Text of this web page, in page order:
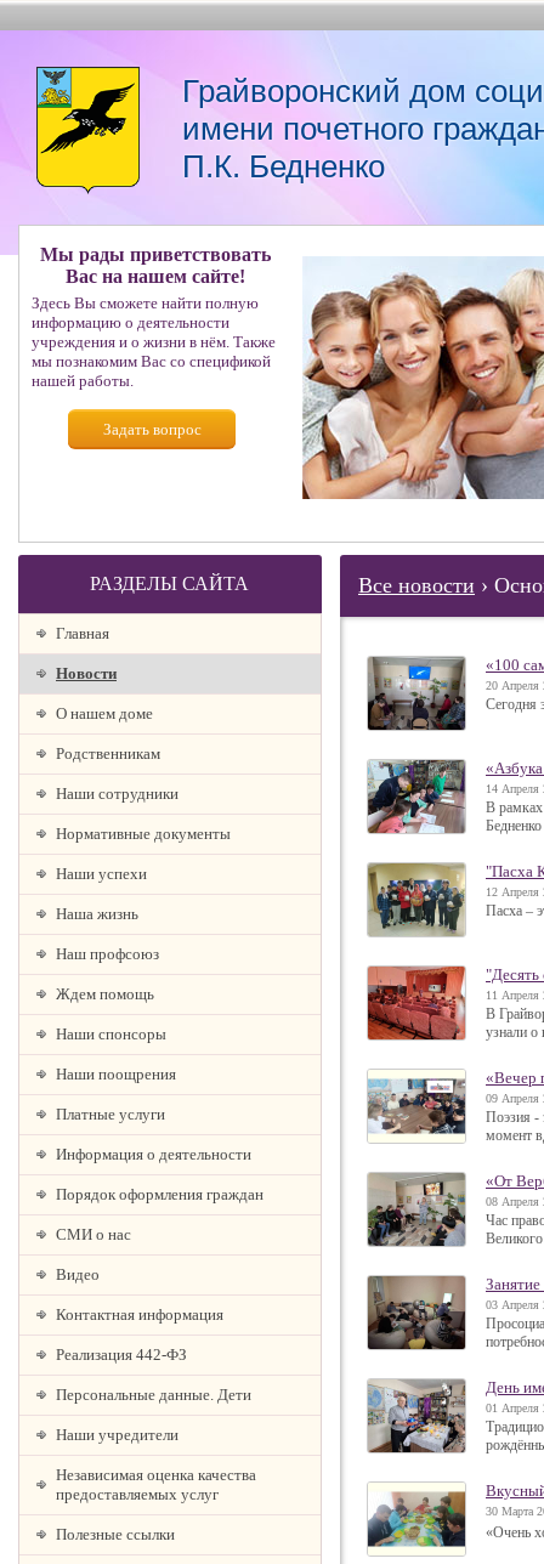
Грайворонский дом
имени почетного
П.К. Бедненко
Мы рады приветствовать
Вас на нашем сайте!
Здесь Вы сможете найти полную
информацию о деятельности
учреждения и о жизни в нём. Также
мы познакомим Вас со спецификой
нашей работы.
Задать вопрос
РАЗДЕЛЫ САЙТА
Главная
Новости
О нашем доме
Родственникам
Наши сотрудники
Нормативные документы
Наши успехи
Наша жизнь
Наш профсоюз
Ждем помощь
Наши спонсоры
Наши поощрения
Платные услуги
Информация о деятельности
Порядок оформления граждан
СМИ о нас
Видео
Контактная информация
Реализация 442-ФЗ
Персональные данные. Дети
Наши учредители
Независимая оценка качества
предоставляемых услуг
Полезные ссылки
Все новости ›
«100
20 Апреля
Сегодня
14 Апреля
В
"Пасха
12 Апреля
Пасха –
11 Апреля
В
узнали
«Вечер
09 Апреля
Поэзия -
момент
«От
08 Апреля
Час
03 Апреля
День
01 Апреля
30 Марта
«Очень